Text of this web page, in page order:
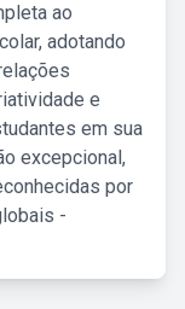
ao
adotando
e
em sua
excepcional,
por
-